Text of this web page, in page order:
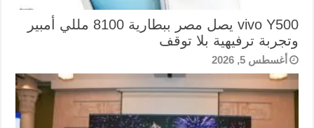
vivo Y500 يصل مصر ببطارية 8100 مللي أمبير
وتجربة ترفيهية بلا توقف
أغسطس 5, 2026